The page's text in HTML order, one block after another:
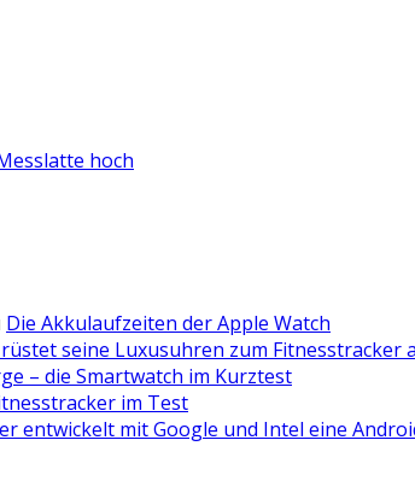
hoch
Die Akkulaufzeiten der Apple Watch
rüstet seine Luxusuhren zum Fitnesstracker
– die Smartwatch im Kurztest
im Test
entwickelt mit Google und Intel eine